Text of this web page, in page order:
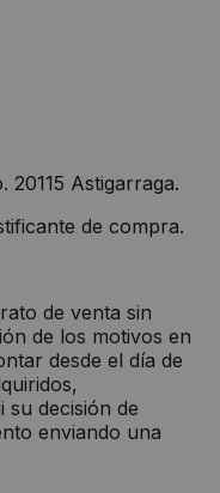
20115 Astigarraga.
de compra.
de venta sin
de los motivos en
desde el día de
su decisión de
enviando una